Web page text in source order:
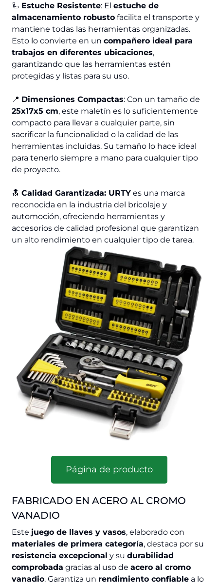
🦾 Estuche Resistente: El estuche de
almacenamiento robusto facilita el transporte y
mantiene todas las herramientas organizadas.
Esto lo convierte en un compañero ideal para
trabajos en diferentes ubicaciones,
garantizando que las herramientas estén
protegidas y listas para su uso.
📍 Dimensiones Compactas: Con un tamaño de
25x17x5 cm, este maletín es lo suficientemente
compacto para llevar a cualquier parte, sin
sacrificar la funcionalidad o la calidad de las
herramientas incluidas. Su tamaño lo hace ideal
para tenerlo siempre a mano para cualquier tipo
de proyecto.
🔝 Calidad Garantizada: URTY es una marca
reconocida en la industria del bricolaje y
automoción, ofreciendo herramientas y
accesorios de calidad profesional que garantizan
un alto rendimiento en cualquier tipo de tarea.
Página de producto
FABRICADO EN ACERO AL CROMO
VANADIO
Este juego de llaves y vasos, elaborado con
materiales de primera categoría, destaca por su
resistencia excepcional y su durabilidad
comprobada gracias al uso de acero al cromo
vanadio. Garantiza un rendimiento confiable a lo